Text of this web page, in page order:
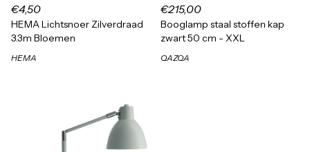
€4,50
HEMA Lichtsnoer Zilverdraad
3.3m Bloemen
HEMA
€215,00
Booglamp staal stoffen kap
zwart 50 cm - XXL
QAZQA